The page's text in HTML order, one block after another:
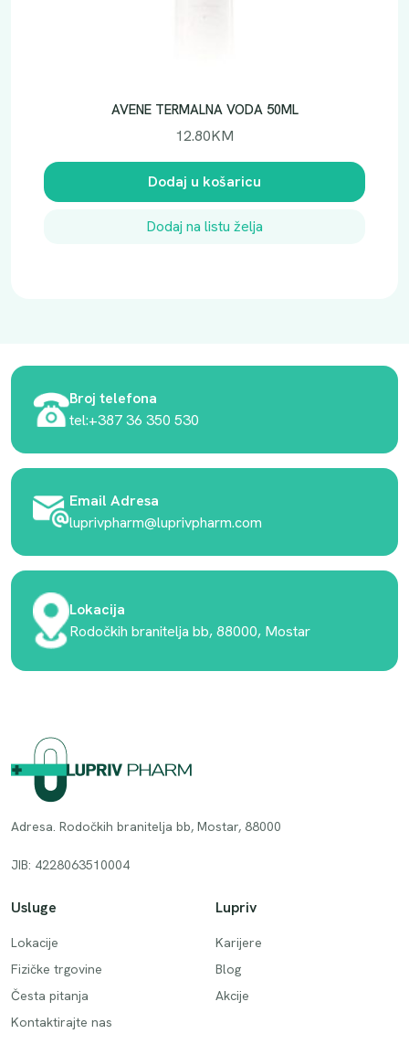
AVENE TERMALNA VODA 50ML
12.80KM
Dodaj u košaricu
Dodaj na listu želja
Broj telefona
tel:+387 36 350 530
Email Adresa
luprivpharm@luprivpharm.com
Lokacija
Rodočkih branitelja bb, 88000, Mostar
Adresa. Rodočkih branitelja bb, Mostar, 88000
JIB: 4228063510004
Usluge
Lokacije
Fizičke trgovine
Česta pitanja
Kontaktirajte nas
Lupriv
Karijere
Blog
Akcije